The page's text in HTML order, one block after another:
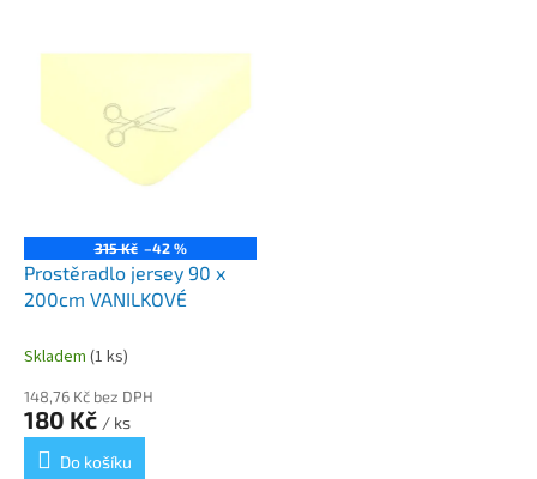
315 Kč –42 %
Prostěradlo jersey 90 x
200cm VANILKOVÉ
Skladem (1 ks)
148,76 Kč bez DPH
180 Kč / ks
Do košíku